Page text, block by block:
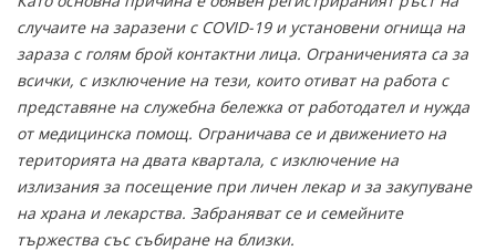
случаите на заразени с COVID-19 и установени огнища на
зараза с голям брой контактни лица. Ограниченията са за
всички, с изключение на тези, които отиват на работа с
представяне на служебна бележка от работодател и нужда
от медицинска помощ. Ограничава се и движението на
територията на двата квартала, с изключение на
излизания за посещение при личен лекар и за закупуване
на храна и лекарства. Забраняват се и семейните
тържества със събиране на близки.